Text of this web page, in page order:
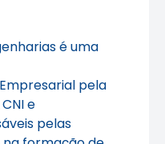
é uma
pela
e
pelas